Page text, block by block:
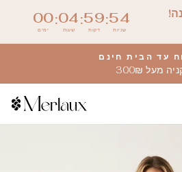
00
ימים
:04
שעות
:59
דקות
:53
שניות
עד הבית חינם
מעל 300₪